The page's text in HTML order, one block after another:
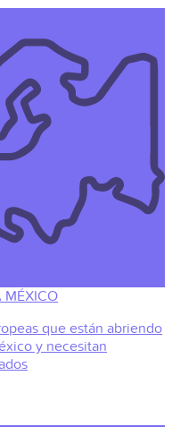
MÉXICO
que están abriendo
y necesitan